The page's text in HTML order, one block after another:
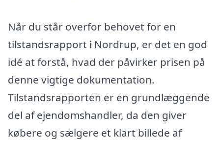
Når du står overfor behovet for en
tilstandsrapport i Nordrup, er det en god
idé at forstå, hvad der påvirker prisen på
denne vigtige dokumentation.
Tilstandsrapporten er en grundlæggende
del af ejendomshandler, da den giver
købere og sælgere et klart billede af